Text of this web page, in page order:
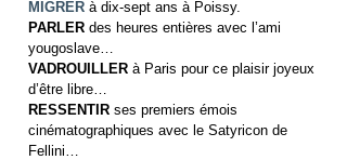
MIGRER à dix-sept ans à Poissy.
PARLER des heures entières avec l’ami
yougoslave…
VADROUILLER à Paris pour ce plaisir joyeux
d’être libre…
RESSENTIR ses premiers émois
cinématographiques avec le Satyricon de
Fellini…